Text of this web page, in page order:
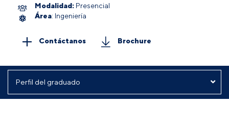
Modalidad: Presencial
Área: Ingeniería
Contáctanos Brochure